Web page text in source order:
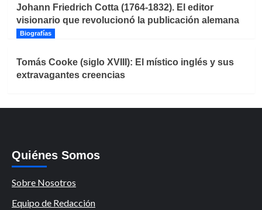
Johann Friedrich Cotta (1764-1832). El editor
visionario que revolucionó la publicación alemana
Biografías
Tomás Cooke (siglo XVIII): El místico inglés y sus
extravagantes creencias
Quiénes Somos
Sobre Nosotros
Equipo de Redacción